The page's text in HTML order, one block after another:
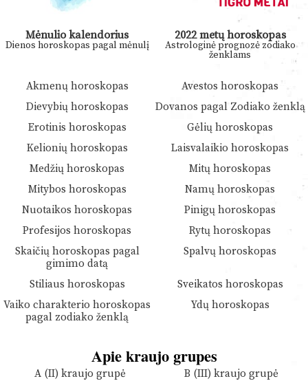
Mėnulio kalendorius
Dienos horoskopas pagal mėnulį
2022 metų horoskopas
Astrologinė prognozė zodiako
ženklams
Akmenų horoskopas
Avestos horoskopas
Dievybių horoskopas
Dovanos pagal Zodiako ženklą
Erotinis horoskopas
Gėlių horoskopas
Kelionių horoskopas
Laisvalaikio horoskopas
Medžių horoskopas
Mitų horoskopas
Mitybos horoskopas
Namų horoskopas
Nuotaikos horoskopas
Pinigų horoskopas
Profesijos horoskopas
Rytų horoskopas
Skaičių horoskopas pagal
gimimo datą
Spalvų horoskopas
Stiliaus horoskopas
Sveikatos horoskopas
Vaiko charakterio horoskopas
pagal zodiako ženklą
Ydų horoskopas
Apie kraujo grupes
A (II) kraujo grupė
B (III) kraujo grupė